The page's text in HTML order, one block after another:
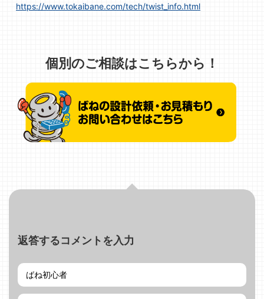
https://www.tokaibane.com/tech/twist_info.html
個別のご相談はこちらから！
返答するコメントを入力